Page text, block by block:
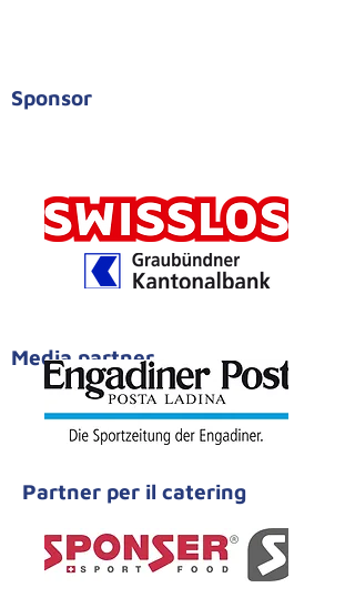
Sponsor
Media partner
Partner per il catering